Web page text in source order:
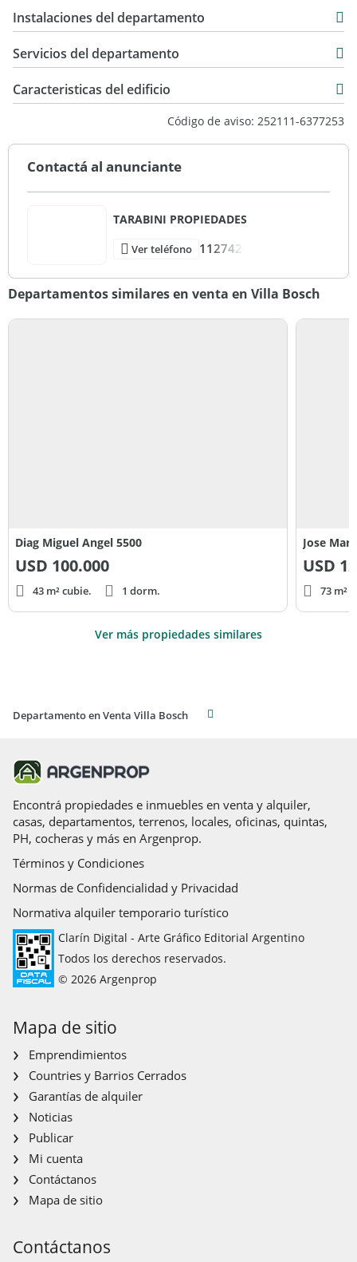
USD 125.000
60 m2
Instalaciones del departamento
Servicios del departamento
Caracteristicas del edificio
Código de aviso: 252111-6377253
Contactá al anunciante
TARABINI PROPIEDADES
Ver teléfono 112742-
Departamentos similares en venta en Villa Bosch
Diag Miguel Angel 5500
USD 100.000
43 m² cubie. 1 dorm.
Jose
USD
73 m²
Ver más propiedades similares
Departamento en Venta Villa Bosch
Encontrá propiedades e inmuebles en venta y alquiler,
casas, departamentos, terrenos, locales, oficinas, quintas,
PH, cocheras y más en Argenprop.
Términos y Condiciones
Normas de Confidencialidad y Privacidad
Normativa alquiler temporario turístico
Clarín Digital - Arte Gráfico Editorial Argentino
Todos los derechos reservados.
© 2026 Argenprop
Mapa de sitio
Emprendimientos
Countries y Barrios Cerrados
Garantías de alquiler
Noticias
Publicar
Mi cuenta
Contáctanos
Mapa de sitio
Contáctanos